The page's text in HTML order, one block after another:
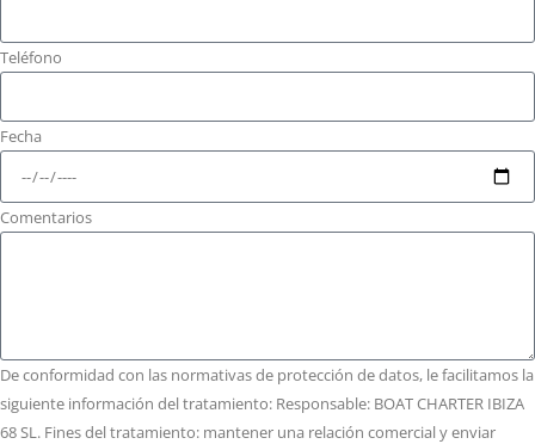
Teléfono
Fecha
Comentarios
De conformidad con las normativas de protección de datos, le facilitamos la
siguiente información del tratamiento: Responsable: BOAT CHARTER IBIZA
68 SL. Fines del tratamiento: mantener una relación comercial y enviar